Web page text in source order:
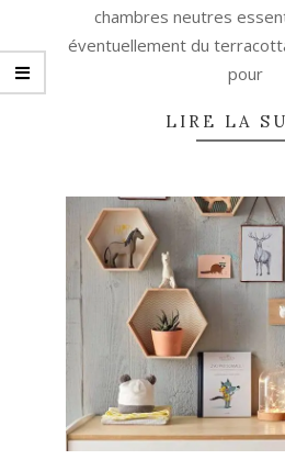
chambres neutres
éventuellement du
pour
LIRE LA